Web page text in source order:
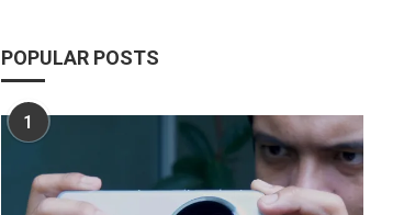
POPULAR POSTS
1